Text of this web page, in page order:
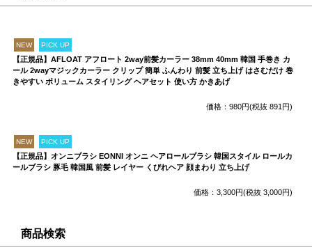
NEW PICK UP
【正規品】AFLOAT アフロート 2way前髪カーラー 38mm 40mm 韓国 手巻き カ
ール 2wayマジックカーラー クリップ 簡単 ふんわり 前髪 立ち上げ はさむだけ 巻
きやすい ボリューム スタイリング ヘアセット 使い方 かきあげ
価格：980円(税抜 891円)
NEW PICK UP
【正規品】オンニブラシ EONNI オンニ ヘアロールブラシ 韓国スタイル ロールカ
ールブラシ 豚毛 韓国風 前髪 レイヤー くびれヘア 顔まわり 立ち上げ
価格：3,300円(税抜 3,000円)
商品検索